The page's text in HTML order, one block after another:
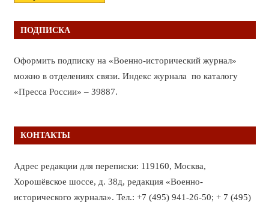
ПОДПИСКА
Оформить подписку на «Военно-исторический журнал»
можно в отделениях связи. Индекс журнала по каталогу
«Пресса России» – 39887.
КОНТАКТЫ
Адрес редакции для переписки: 119160, Москва,
Хорошёвское шоссе, д. 38д, редакция «Военно-
исторического журнала». Тел.: +7 (495) 941-26-50; + 7 (495)